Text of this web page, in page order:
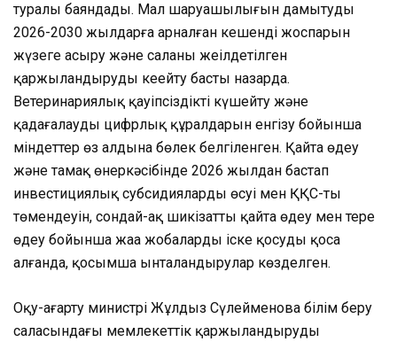
туралы баяндады. Мал шаруашылығын дамытудың
2026-2030 жылдарға арналған кешенді жоспарын
жүзеге асыру және саланы жеңілдетілген
қаржыландыруды кеңейту басты назарда.
Ветеринариялық қауіпсіздікті күшейту және
қадағалаудың цифрлық құралдарын енгізу бойынша
міндеттер өз алдына бөлек белгіленген. Қайта өңдеу
және тамақ өнеркәсібінде 2026 жылдан бастап
инвестициялық субсидиялардың өсуі мен ҚҚС-тың
төмендеуін, сондай-ақ шикізатты қайта өңдеу мен терең
өңдеу бойынша жаңа жобаларды іске қосуды қоса
алғанда, қосымша ынталандырулар көзделген.
Оқу-ағарту министрі Жұлдыз Сүлейменова білім беру
саласындағы мемлекеттік қаржыландыруды